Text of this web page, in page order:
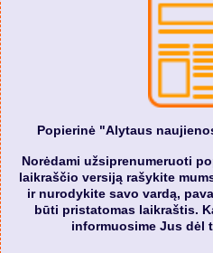
Popierinė "Alytaus
Norėdami užsiprenumeruoti
laikraščio versiją rašykite
ir nurodykite savo vardą,
būti pristatomas laikraštis.
informuosime Jus dėl